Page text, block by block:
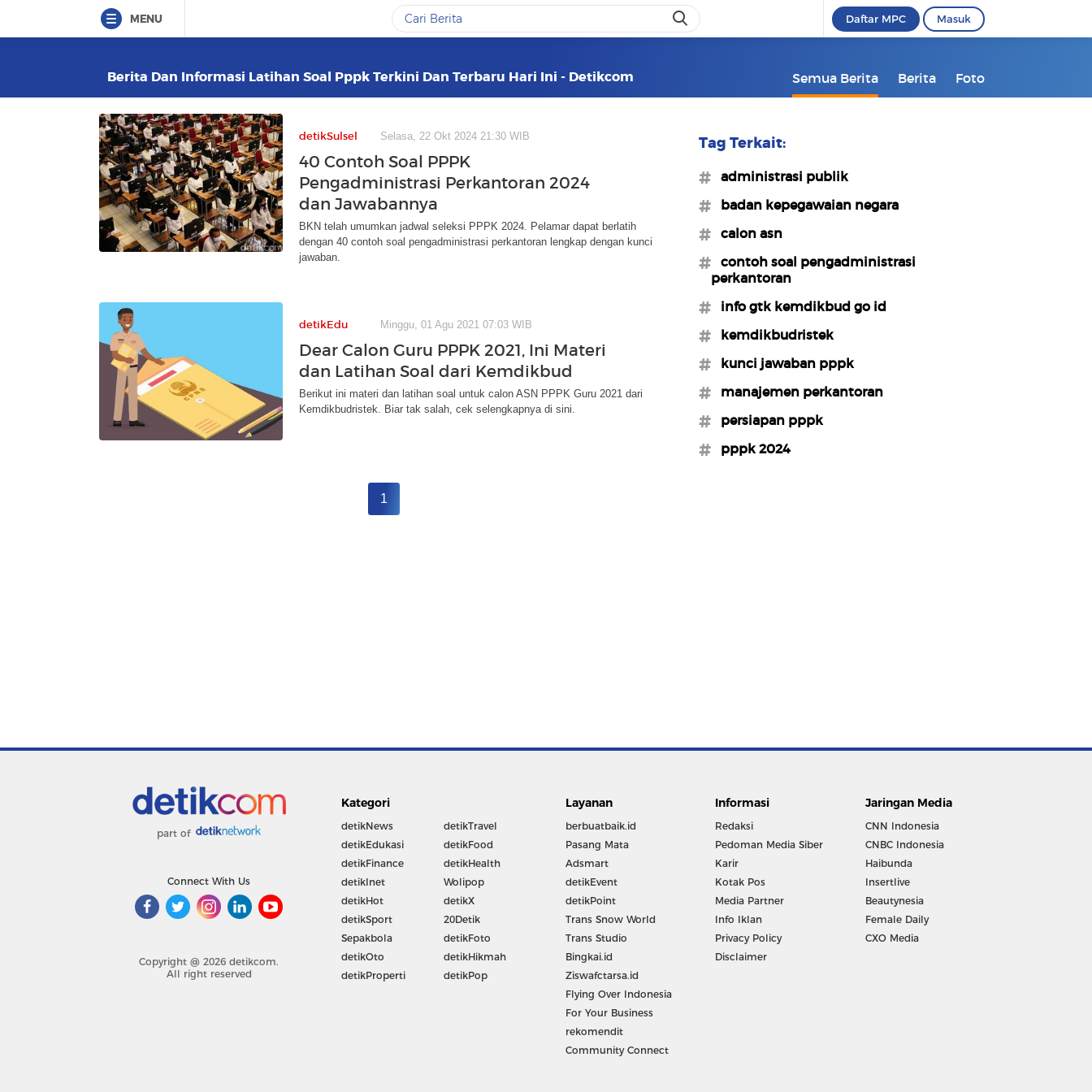
MENU Daftar MPC Masuk
Berita Dan Informasi Latihan Soal Pppk Terkini Dan Terbaru Hari Ini - Detikcom Semua Berita Berita Foto
detikSulsel Selasa, 22 Okt 2024 21:30 WIB
40 Contoh Soal PPPK
Pengadministrasi Perkantoran 2024
dan Jawabannya
BKN telah umumkan jadwal seleksi PPPK 2024. Pelamar dapat berlatih
dengan 40 contoh soal pengadministrasi perkantoran lengkap dengan kunci
jawaban.
detikEdu Minggu, 01 Agu 2021 07:03 WIB
Dear Calon Guru PPPK 2021, Ini Materi
dan Latihan Soal dari Kemdikbud
Berikut ini materi dan latihan soal untuk calon ASN PPPK Guru 2021 dari
Kemdikbudristek. Biar tak salah, cek selengkapnya di sini.
1
Tag Terkait:
#administrasi publik
#badan kepegawaian negara
#calon asn
#contoh soal pengadministrasi
perkantoran
#info gtk kemdikbud go id
#kemdikbudristek
#kunci jawaban pppk
#manajemen perkantoran
#persiapan pppk
#pppk 2024
part of
Connect With Us
Copyright @ 2026 detikcom.
All right reserved
Kategori
detikNews
detikEdukasi
detikFinance
detikInet
detikHot
detikSport
Sepakbola
detikOto
detikProperti
detikTravel
detikFood
detikHealth
Wolipop
detikX
20Detik
detikFoto
detikHikmah
detikPop
Layanan
berbuatbaik.id
Pasang Mata
Adsmart
detikEvent
detikPoint
Trans Snow World
Trans Studio
Bingkai.id
Ziswafctarsa.id
Flying Over Indonesia
For Your Business
rekomendit
Community Connect
Informasi
Redaksi
Pedoman Media Siber
Karir
Kotak Pos
Media Partner
Info Iklan
Privacy Policy
Disclaimer
Jaringan Media
CNN Indonesia
CNBC Indonesia
Haibunda
Insertlive
Beautynesia
Female Daily
CXO Media